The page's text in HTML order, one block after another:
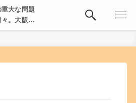
大な問題
。大阪・
食べ歩